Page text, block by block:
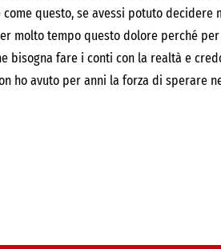
questo, se avessi potuto decidere
molto tempo questo dolore perché
bisogna fare i conti con la realtà e
ho avuto per anni la forza di sperare